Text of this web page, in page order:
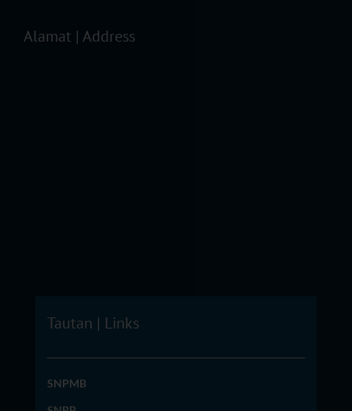
Alamat | Address
Tautan | Links
SNPMB